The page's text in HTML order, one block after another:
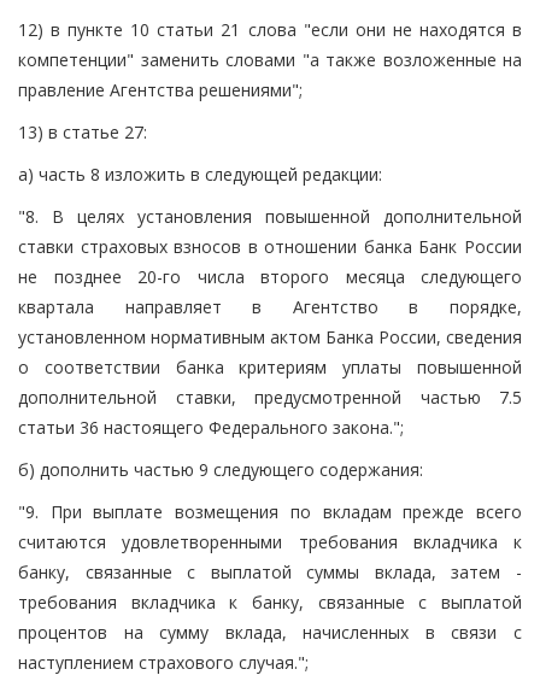
12) в пункте 10 статьи 21 слова "если они не находятся в
компетенции" заменить словами "а также возложенные на
правление Агентства решениями";
13) в статье 27:
а) часть 8 изложить в следующей редакции:
"8. В целях установления повышенной дополнительной
ставки страховых взносов в отношении банка Банк России
не позднее 20-го числа второго месяца следующего
квартала направляет в Агентство в порядке,
установленном нормативным актом Банка России, сведения
о соответствии банка критериям уплаты повышенной
дополнительной ставки, предусмотренной частью 7.5
статьи 36 настоящего Федерального закона.";
б) дополнить частью 9 следующего содержания:
"9. При выплате возмещения по вкладам прежде всего
считаются удовлетворенными требования вкладчика к
банку, связанные с выплатой суммы вклада, затем -
требования вкладчика к банку, связанные с выплатой
процентов на сумму вклада, начисленных в связи с
наступлением страхового случая.";